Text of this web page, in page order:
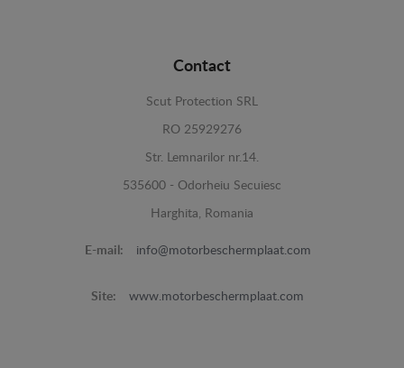
Contact
Scut Protection SRL
RO 25929276
Str. Lemnarilor nr.14.
535600 - Odorheiu Secuiesc
Harghita, Romania
E-mail: info@motorbeschermplaat.com
Site: www.motorbeschermplaat.com